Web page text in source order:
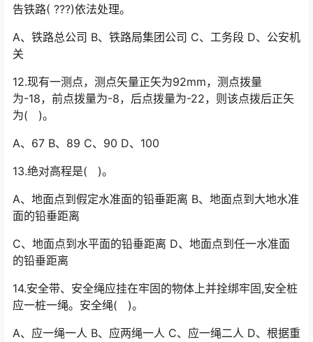
告铁路( ???)依法处理。
A、铁路总公司 B、铁路局集团公司 C、工务段 D、公安机
关
12.现有一测点，测点矢量正矢为92mm，测点拨量
为-18，前点拨量为-8，后点拨量为-22，则该点拨后正矢
为( )。
A、67 B、89 C、90 D、100
13.绝对高程是( )。
A、地面点到假定水准面的铅垂距离 B、地面点到大地水准
面的铅垂距离
C、地面点到水平面的铅垂距离 D、地面点到任一水准面
的铅垂距离
14.安全带、安全绳应挂在牢固的物体上并拴绑牢固,安全桩
应一桩一绳。安全绳( )。
A、应一绳一人 B、应两绳一人 C、应一绳二人 D、根据重